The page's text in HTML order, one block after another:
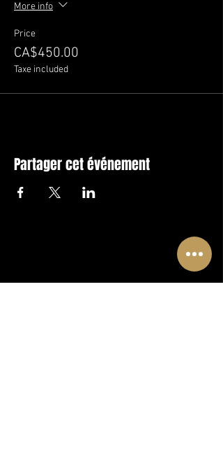
More info
Price
CA$450.00
Taxe included
Partager cet événement